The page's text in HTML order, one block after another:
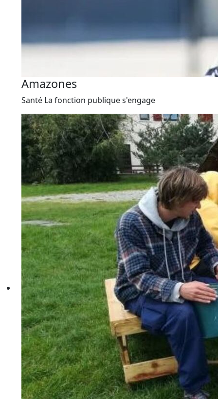
Amazones
Santé La fonction publique s'engage